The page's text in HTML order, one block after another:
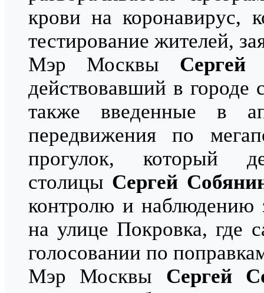
крови на коронавирус,
тестирование жителей,
Мэр Москвы Сергей
действовавший в
также введенные в
передвижения по
прогулок,
столицы Сергей
контролю и наблюдению
на улице Покровка, где
голосовании по
Мэр Москвы Сергей